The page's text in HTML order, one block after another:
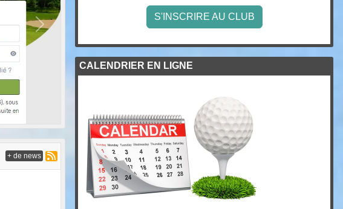
Next
+ de news
S'INSCRIRE AU CLUB
CALENDRIER EN LIGNE